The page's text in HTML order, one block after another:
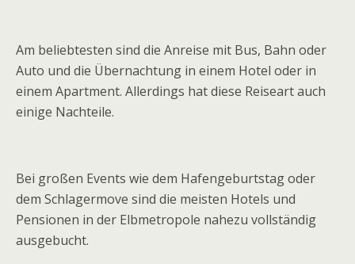
Am beliebtesten sind die Anreise mit Bus, Bahn oder
Auto und die Übernachtung in einem Hotel oder in
einem Apartment. Allerdings hat diese Reiseart auch
einige Nachteile.
Bei großen Events wie dem Hafengeburtstag oder
dem Schlagermove sind die meisten Hotels und
Pensionen in der Elbmetropole nahezu vollständig
ausgebucht.